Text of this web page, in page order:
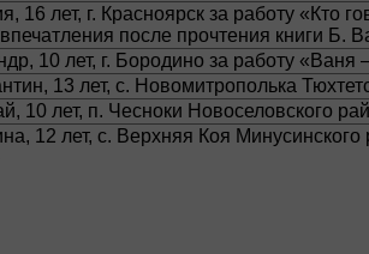
16 лет, г. Красноярск за работу «Кто
после прочтения книги Б.
10 лет, г. Бородино за работу
13 лет, с. Новомитрополька
10 лет, п. Чесноки Новоселовского
12 лет, с. Верхняя Коя